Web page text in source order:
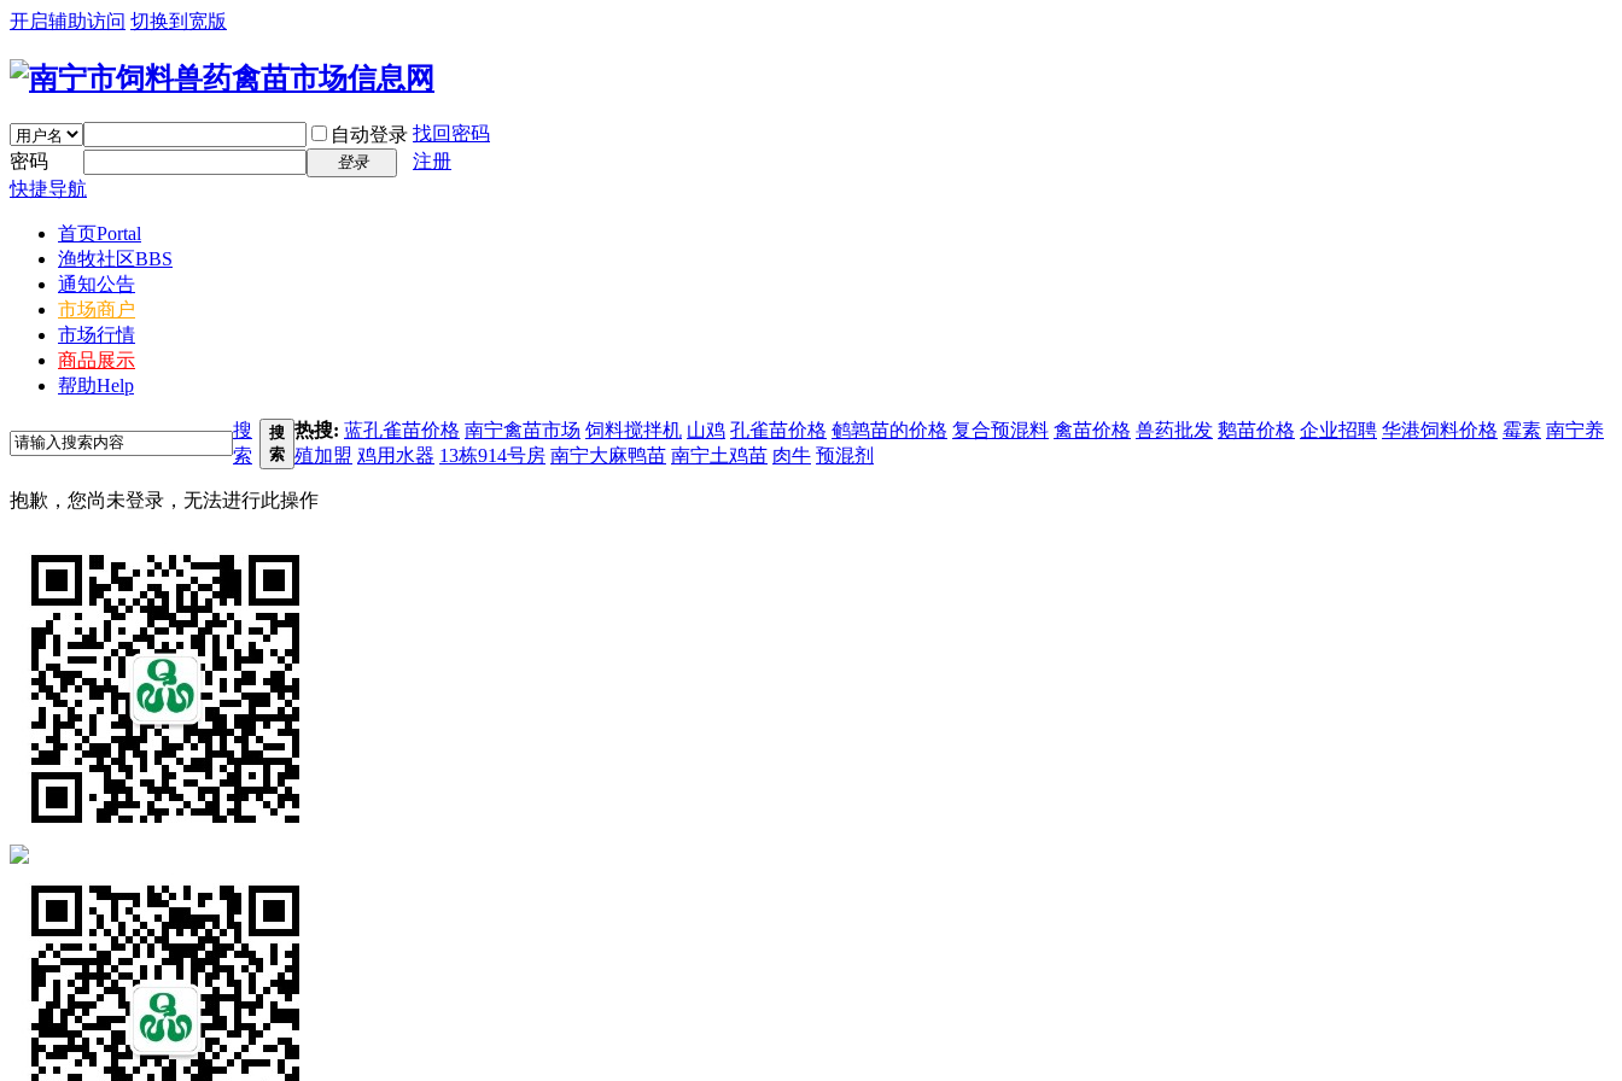
开启辅助访问 切换到宽版
自动登录 找回密码
密码
登录
注册
快捷导航
首页Portal
渔牧社区BBS
通知公告
市场商户
市场行情
商品展示
帮助Help
搜
索
搜
索
热搜: 蓝孔雀苗价格 南宁禽苗市场 饲料搅拌机 山鸡 孔雀苗价格 鹌鹑苗的价格 复合预混料 禽苗价格 兽药批发 鹅苗价格 企业招聘 华港饲料价格 霉素 南宁养
殖加盟 鸡用水器 13栋914号房 南宁大麻鸭苗 南宁土鸡苗 肉牛 预混剂
抱歉，您尚未登录，无法进行此操作